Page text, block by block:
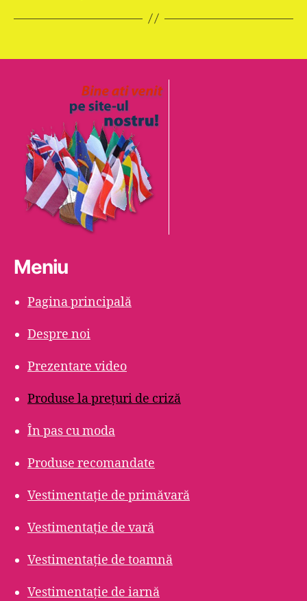
Meniu
Pagina principală
Despre noi
Prezentare video
Produse la prețuri de criză
În pas cu moda
Produse recomandate
Vestimentație de primăvară
Vestimentație de vară
Vestimentație de toamnă
Vestimentație de iarnă